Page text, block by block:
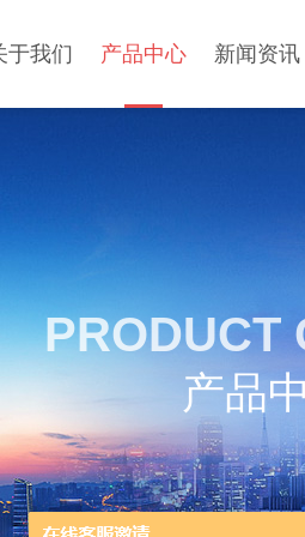
于我们 产品中心 新闻资讯
PRODUCT
产品